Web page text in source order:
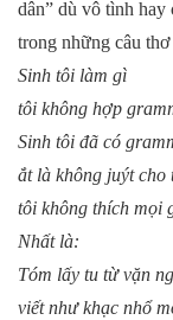
dân” dù vô tình hay
trong những câu
Sinh tôi làm gì
tôi không hợp
Sinh tôi đã có
ắt là không juýt cho
tôi không thích mọi
Nhất là:
Tóm lấy tu từ vặn
viết như khạc nhổ